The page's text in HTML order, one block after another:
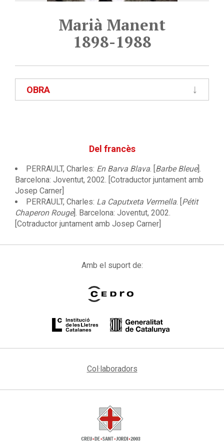
Marià Manent
1898-1988
OBRA
Del francès
PERRAULT, Charles: En Barva Blava . [Barbe Bleue].
Barcelona: Joventut, 2002. [Cotraductor juntament amb
Josep Carner]
PERRAULT, Charles: La Caputxeta Vermella . [Pétit
Chaperon Rouge]. Barcelona: Joventut, 2002.
[Cotraductor juntament amb Josep Carner]
Amb el suport de:
Col·laboradors